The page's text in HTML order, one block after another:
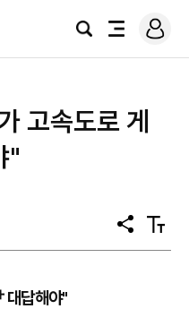
검
전
로
그
고속도로 게
"
공
유
텍
스
대답해야"